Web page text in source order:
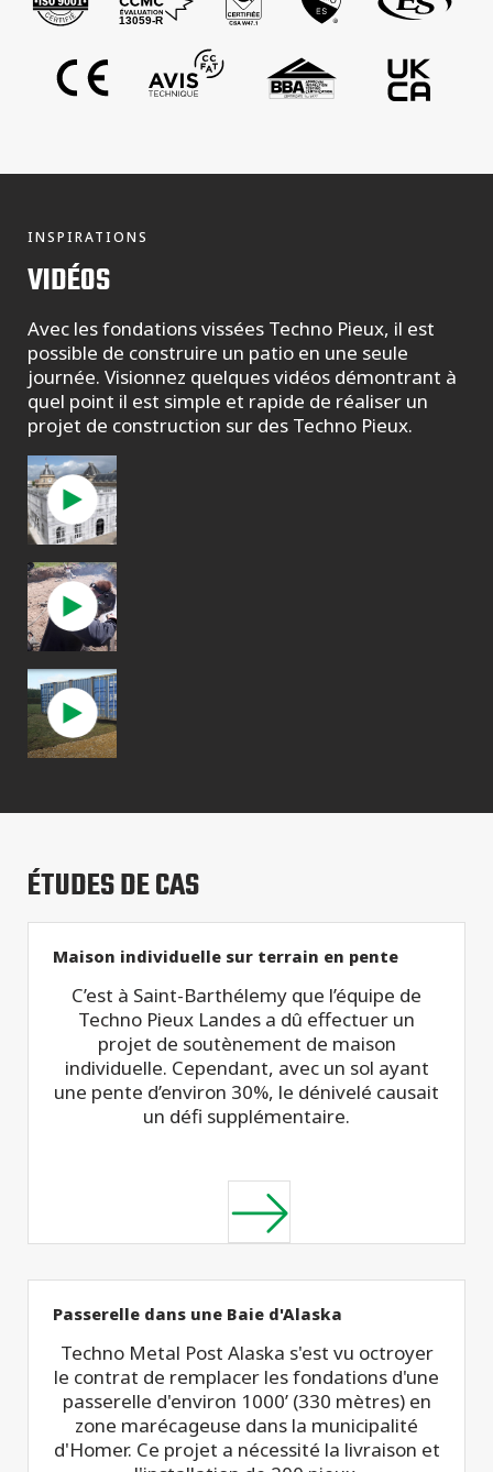
INSPIRATIONS
VIDÉOS
Avec les fondations vissées Techno Pieux, il est
possible de construire un patio en une seule
journée. Visionnez quelques vidéos démontrant à
quel point il est simple et rapide de réaliser un
projet de construction sur des Techno Pieux.
ÉTUDES DE CAS
Maison individuelle sur terrain en pente
C’est à Saint-Barthélemy que l’équipe de
Techno Pieux Landes a dû effectuer un
projet de soutènement de maison
individuelle. Cependant, avec un sol ayant
une pente d’environ 30%, le dénivelé causait
un défi supplémentaire.
Passerelle dans une Baie d'Alaska
Techno Metal Post Alaska s'est vu octroyer
le contrat de remplacer les fondations d'une
passerelle d'environ 1000’ (330 mètres) en
zone marécageuse dans la municipalité
d'Homer. Ce projet a nécessité la livraison et